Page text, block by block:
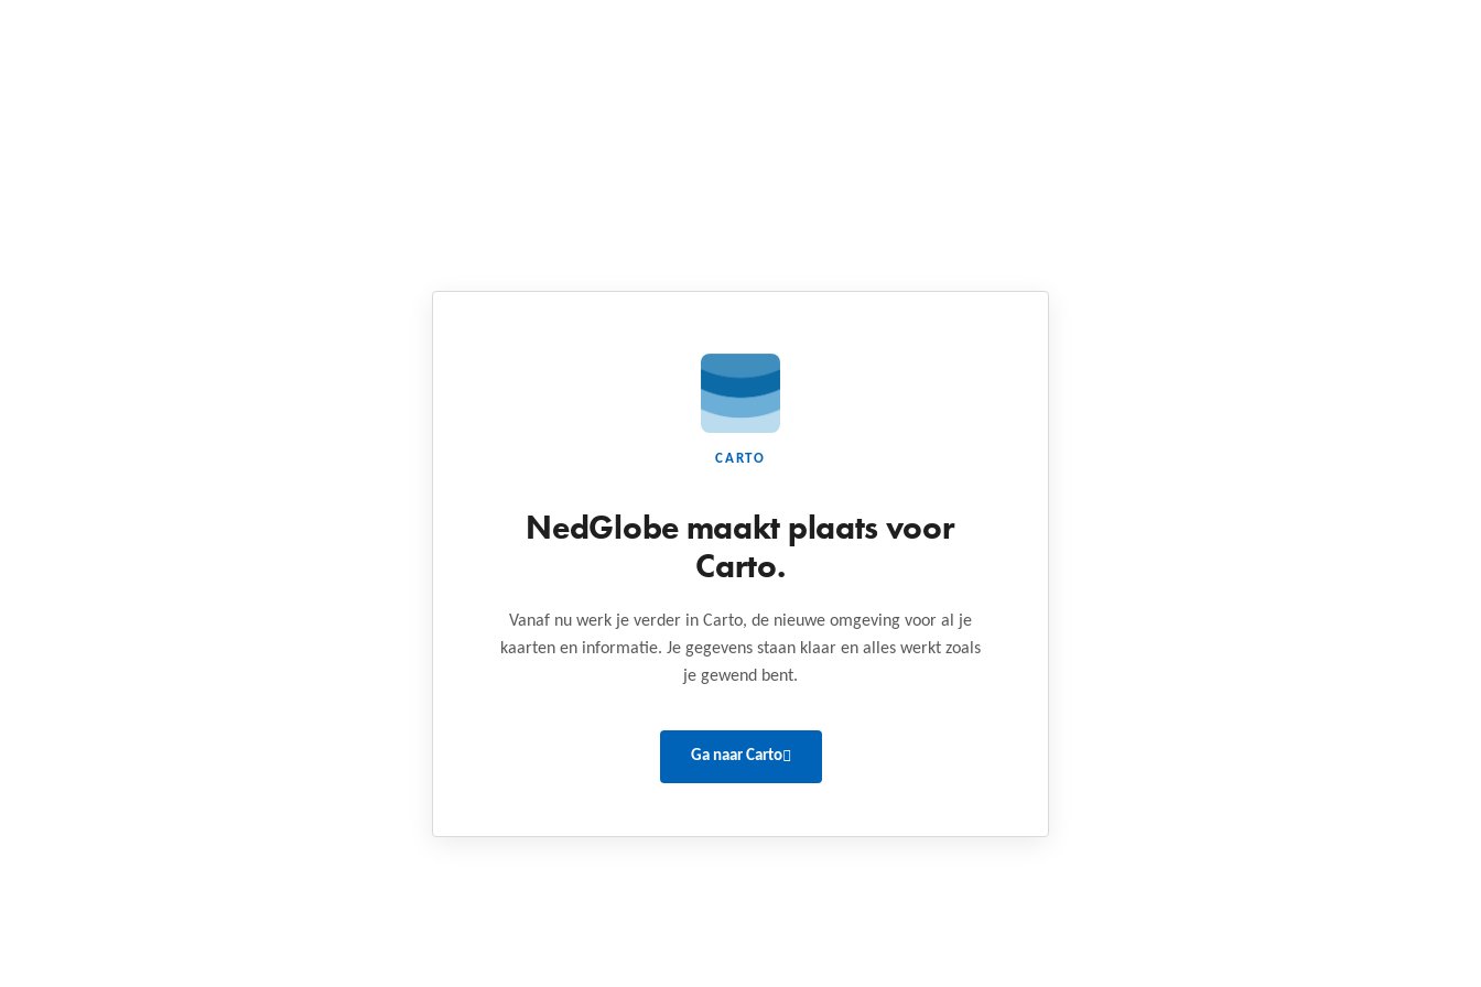
CARTO
NedGlobe maakt plaats voor
Carto.
Vanaf nu werk je verder in Carto, de nieuwe omgeving voor al je
kaarten en informatie. Je gegevens staan klaar en alles werkt zoals
je gewend bent.
Ga naar Carto